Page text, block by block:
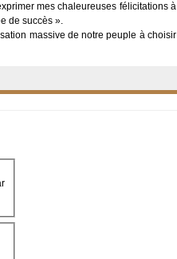
mes chaleureuses félicitations à
de succès ».
massive de notre peuple à choisir